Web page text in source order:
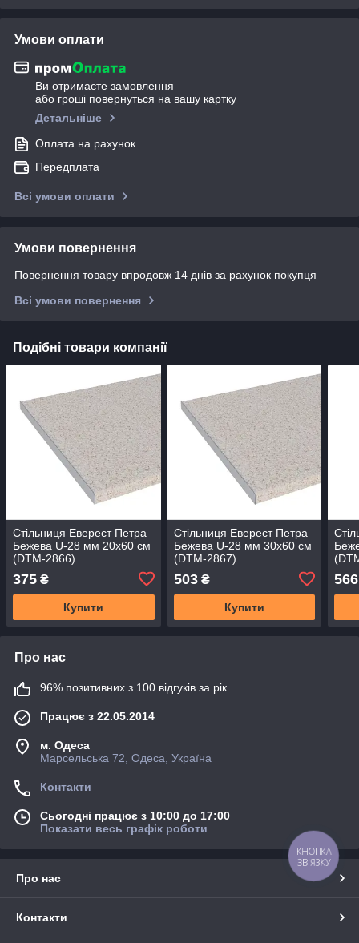
Умови оплати
Ви отримаєте замовлення
або гроші повернуться на вашу картку
Детальніше
Оплата на рахунок
Передплата
Всі умови оплати
Умови повернення
Повернення товару впродовж 14 днів за рахунок покупця
Всі умови повернення
Подібні товари компанії
Стільниця Еверест Петра
Бежева U-28 мм 20х60 см
(DTM-2866)
375 ₴
Купити
Стільниця Еверест Петра
Бежева U-28 мм 30х60 см
(DTM-2867)
503₴
Купити
566
Про нас
96% позитивних з 100 відгуків за рік
Працює з 22.05.2014
м. Одеса
Марсельська 72, Одеса, Україна
Контакти
Сьогодні працює з 10:00 до 17:00
Показати весь графік роботи
Про нас
Контакти
КНОПКА
ЗВ'ЯЗКУ